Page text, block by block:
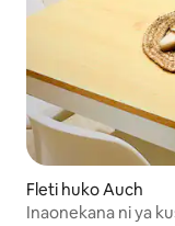
Fleti huko Auch
Inaonekana ni ya